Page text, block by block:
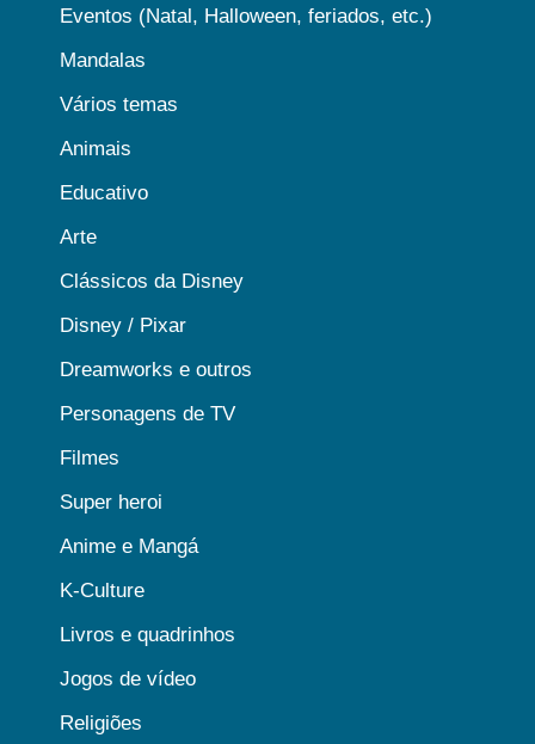
Eventos (Natal, Halloween, feriados, etc.)
Mandalas
Vários temas
Animais
Educativo
Arte
Clássicos da Disney
Disney / Pixar
Dreamworks e outros
Personagens de TV
Filmes
Super heroi
Anime e Mangá
K-Culture
Livros e quadrinhos
Jogos de vídeo
Religiões